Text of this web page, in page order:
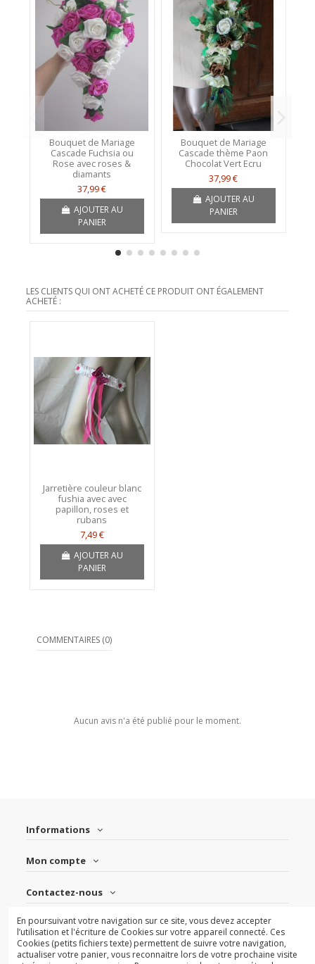
Bouquet de Mariage
Cascade Fuchsia ou
Rose avec roses &
diamants
37,99 €
AJOUTER AU
PANIER
Bouquet de Mariage
Cascade thème Paon
Chocolat Vert Ecru
37,99 €
AJOUTER AU
PANIER
LES CLIENTS QUI ONT ACHETÉ CE PRODUIT ONT ÉGALEMENT
ACHETÉ :
Jarretière couleur blanc
fushia avec avec
papillon, roses et
rubans
7,49 €
AJOUTER AU
PANIER
COMMENTAIRES (0)
Aucun avis n'a été publié pour le moment.
Informations
Mon compte
Contactez-nous
Suivez-nous
Newsletter
En poursuivant votre navigation sur ce site, vous devez accepter
l’utilisation et l'écriture de Cookies sur votre appareil connecté. Ces
Cookies (petits fichiers texte) permettent de suivre votre navigation,
actualiser votre panier, vous reconnaitre lors de votre prochaine visite